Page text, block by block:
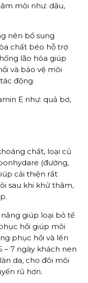
môi như: dâu,
nên bổ sung
chất béo hỗ trợ
lão hóa giúp
và bảo vệ môi
động.
E như: quả bơ,
chất, loại củ
(đường,
cải thiện rất
sau khi khử thâm,
giúp loại bỏ tế
hồi giúp môi
phục hồi và lên
– 7 ngày khách nen
da, cho đôi môi
rũ hơn.